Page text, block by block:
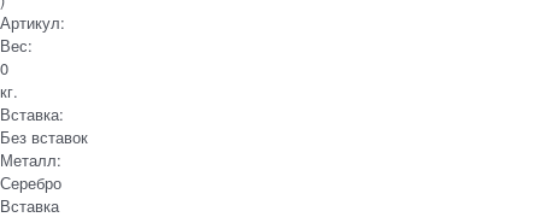
Артикул:
Вес:
0
кг.
Вставка:
Без вставок
Металл:
Серебро
Вставка